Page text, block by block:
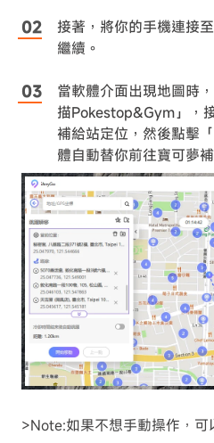
接著，將你的手機連接
繼續。
當軟體介面出現地圖時
描Pokestop&Gym」，
補給站定位，然後點擊
體自動替你前往寶可夢
>Note:如果不想手動操作，